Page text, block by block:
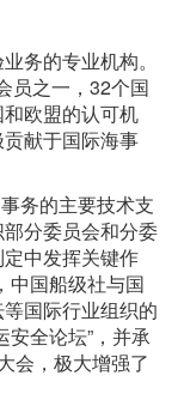
务的专业机构。
员之一，32个国
欧盟的认可机
献于国际海事
务的主要技术支
分委员会和分委
中发挥关键作
中国船级社与国
国际行业组织的
安全论坛”，并承
会，极大增强了